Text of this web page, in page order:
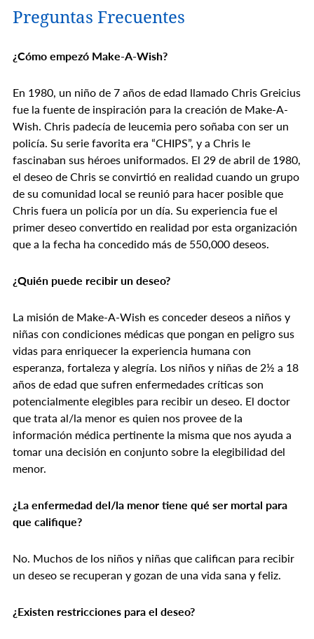
Preguntas Frecuentes
¿Cómo empezó Make-A-Wish?
En 1980, un niño de 7 años de edad llamado Chris Greicius
fue la fuente de inspiración para la creación de Make-A-
Wish. Chris padecía de leucemia pero soñaba con ser un
policía. Su serie favorita era “CHIPS”, y a Chris le
fascinaban sus héroes uniformados. El 29 de abril de 1980,
el deseo de Chris se convirtió en realidad cuando un grupo
de su comunidad local se reunió para hacer posible que
Chris fuera un policía por un día. Su experiencia fue el
primer deseo convertido en realidad por esta organización
que a la fecha ha concedido más de 550,000 deseos.
¿Quién puede recibir un deseo?
La misión de Make-A-Wish es conceder deseos a niños y
niñas con condiciones médicas que pongan en peligro sus
vidas para enriquecer la experiencia humana con
esperanza, fortaleza y alegría. Los niños y niñas de 2½ a 18
años de edad que sufren enfermedades críticas son
potencialmente elegibles para recibir un deseo. El doctor
que trata al/la menor es quien nos provee de la
información médica pertinente la misma que nos ayuda a
tomar una decisión en conjunto sobre la elegibilidad del
menor.
¿La enfermedad del/la menor tiene qué ser mortal para
que califique?
No. Muchos de los niños y niñas que califican para recibir
un deseo se recuperan y gozan de una vida sana y feliz.
¿Existen restricciones para el deseo?